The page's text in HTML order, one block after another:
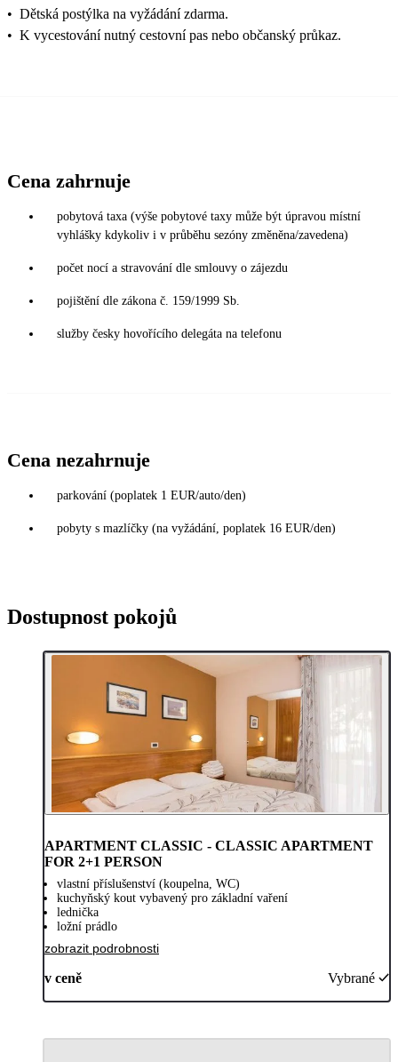
• Dětská postýlka na vyžádání zdarma.
• K vycestování nutný cestovní pas nebo občanský průkaz.
Cena zahrnuje
pobytová taxa (výše pobytové taxy může být úpravou místní
vyhlášky kdykoliv i v průběhu sezóny změněna/zavedena)
počet nocí a stravování dle smlouvy o zájezdu
pojištění dle zákona č. 159/1999 Sb.
služby česky hovořícího delegáta na telefonu
Cena nezahrnuje
parkování (poplatek 1 EUR/auto/den)
pobyty s mazlíčky (na vyžádání, poplatek 16 EUR/den)
Dostupnost pokojů
APARTMENT CLASSIC - CLASSIC APARTMENT
FOR 2+1 PERSON
vlastní příslušenství (koupelna, WC)
kuchyňský kout vybavený pro základní vaření
lednička
ložní prádlo
zobrazit podrobnosti
v ceně Vybrané